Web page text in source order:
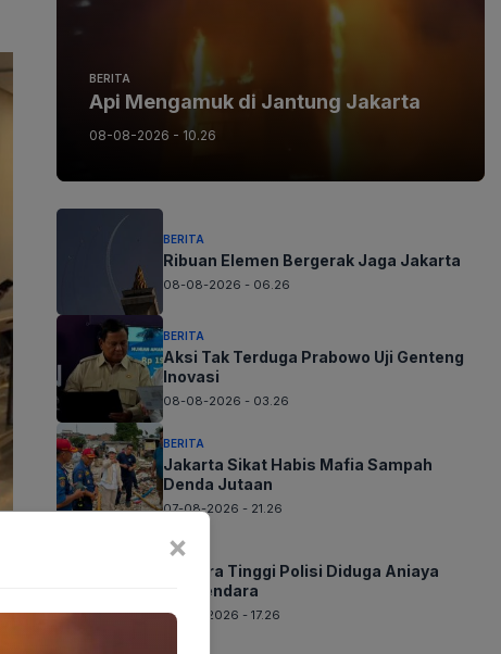
BERITA
Api Mengamuk di Jantung Jakarta
08-08-2026 - 10.26
BERITA
Ribuan Elemen Bergerak Jaga Jakarta
08-08-2026 - 06.26
BERITA
Aksi Tak Terduga Prabowo Uji Genteng
Inovasi
08-08-2026 - 03.26
BERITA
Jakarta Sikat Habis Mafia Sampah
Denda Jutaan
07-08-2026 - 21.26
BERITA
Perwira Tinggi Polisi Diduga Aniaya
Pengendara
07-08-2026 - 17.26
×